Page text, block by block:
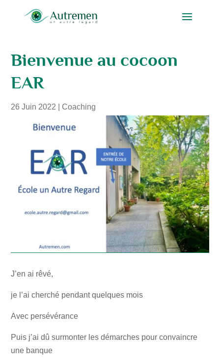
Bienvenue au cocoon
EAR
26 Juin 2022 Coaching
J’en ai rêvé,
je l’ai cherché pendant quelques mois
Avec persévérance
Puis j’ai dû surmonter les démarches pour convaincre
une banque